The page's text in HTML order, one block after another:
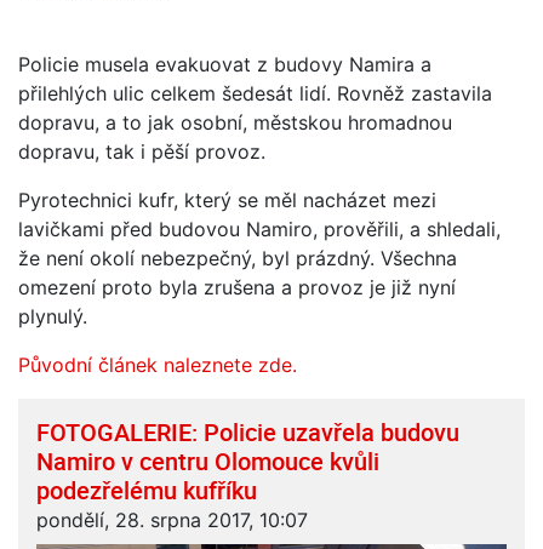
Policie musela evakuovat z budovy Namira a
přilehlých ulic celkem šedesát lidí. Rovněž zastavila
dopravu, a to jak osobní, městskou hromadnou
dopravu, tak i pěší provoz.
Pyrotechnici kufr, který se měl nacházet mezi
lavičkami před budovou Namiro, prověřili, a shledali,
že není okolí nebezpečný, byl prázdný. Všechna
omezení proto byla zrušena a provoz je již nyní
plynulý.
Původní článek naleznete zde.
FOTOGALERIE: Policie uzavřela budovu
Namiro v centru Olomouce kvůli
podezřelému kufříku
pondělí, 28. srpna 2017, 10:07